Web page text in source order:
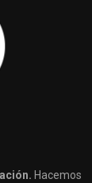
Hacemos